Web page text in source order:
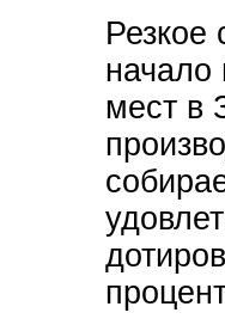
Резкое
начало
мест в